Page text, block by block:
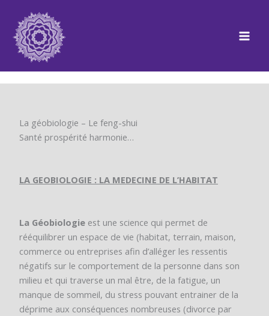
contenu
La géobiologie – Le feng-shui
Santé prospérité harmonie…
LA GEOBIOLOGIE : LA MEDECINE DE L’HABITAT
La Géobiologie est une science qui permet de
rééquilibrer un espace de vie (habitat, terrain, maison,
commerce ou entreprises afin d’alléger les ressentis
négatifs sur le comportement de la personne dans son
milieu et qui traverse un mal être, de la fatigue, un
manque de sommeil, du stress pouvant entrainer de la
déprime aux conséquences nombreuses (divorce par